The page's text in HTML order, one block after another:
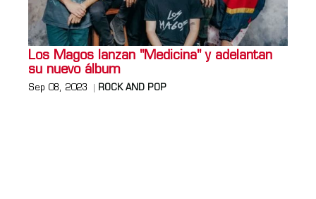
Los Magos lanzan "Medicina" y adelantan
su nuevo álbum
Sep 08, 2023 ROCK AND POP